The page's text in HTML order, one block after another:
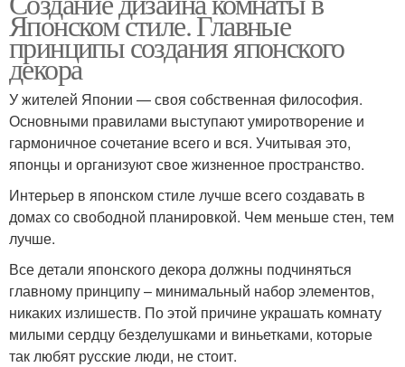
Японском стиле. Главные
принципы создания японского
декора
У жителей Японии — своя собственная философия.
Основными правилами выступают умиротворение и
гармоничное сочетание всего и вся. Учитывая это,
японцы и организуют свое жизненное пространство.
Интерьер в японском стиле лучше всего создавать в
домах со свободной планировкой. Чем меньше стен, тем
лучше.
Все детали японского декора должны подчиняться
главному принципу – минимальный набор элементов,
никаких излишеств. По этой причине украшать комнату
милыми сердцу безделушками и виньетками, которые
так любят русские люди, не стоит.